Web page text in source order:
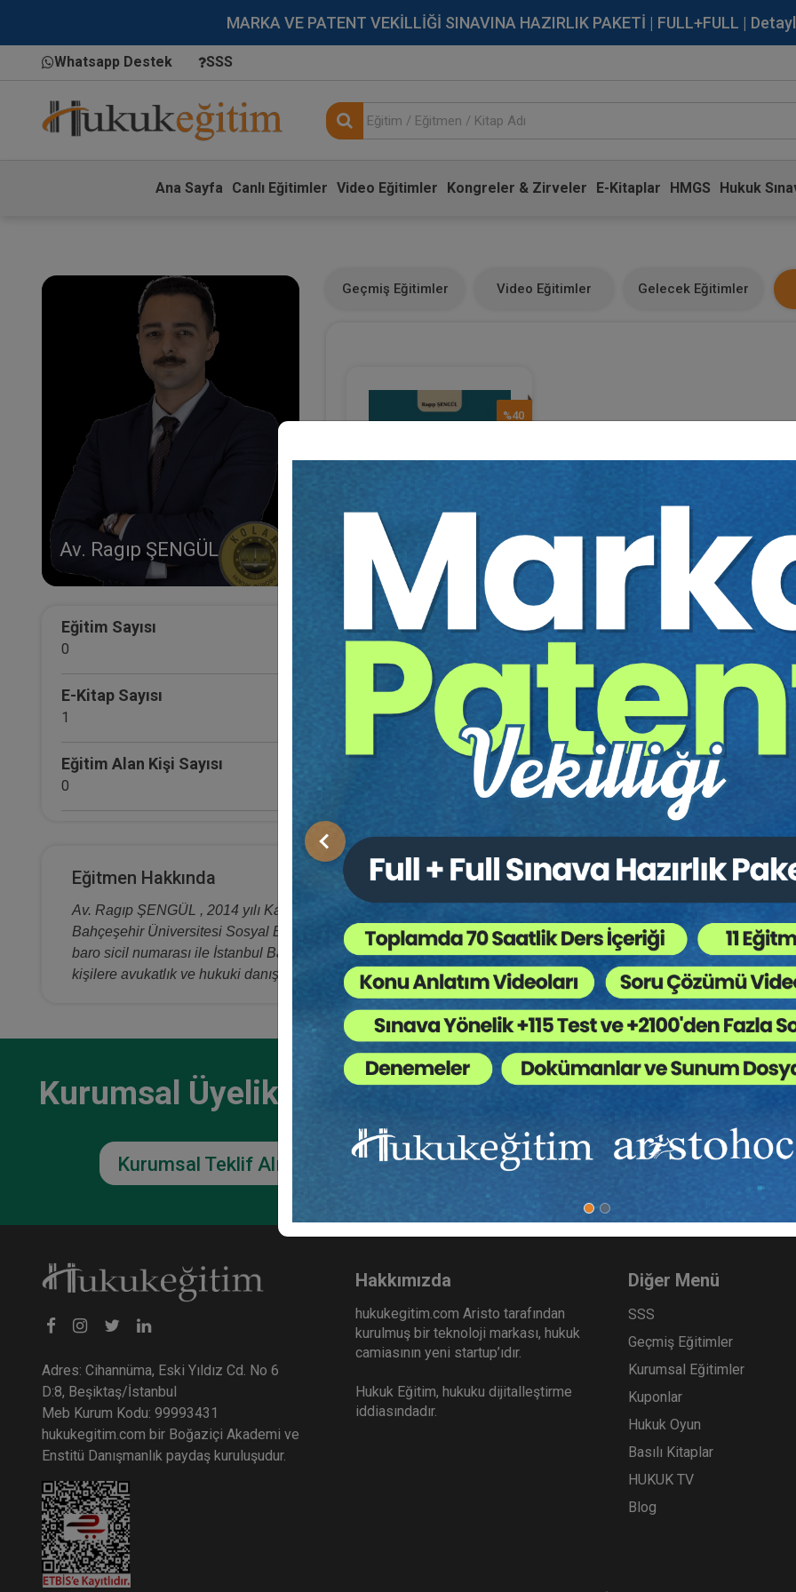
MARKA VE PATENT VEKİLLİĞİ SINAVINA HAZIRLIK PAKETİ | FULL+FULL |
Whatsapp Destek SSS
Ana Sayfa Canlı Eğitimler Video Eğitimler Kongreler & Zirveler E-Kitaplar HMGS Hukuk
Önceki
Av. Ragıp ŞENGÜL
Eğitim Sayısı
0
E-Kitap Sayısı
1
Eğitim Alan Kişi Sayısı
0
Makale Sayısı
Geçmiş Eğitimler Video Eğitimler Gelecek Eğitimler
%40
Hasta İle Hekim Aras..
Av. Ragıp ŞENGÜL
300 TL
180 TL
Sepete Ekle
Eğitmen Hakkında
Av. Ragıp ŞENGÜL , 2014 yılı Kadir Has Üniversitesi Hukuk Fakültesi mezunudur. Aynı zamanda 2019 yılında
Bahçeşehir Üniversitesi Sosyal Bilimler Enstitüsü Özel Hukuk Yüksek Lisans Programından mezun olmuştur.
baro sicil numarası ile İstanbul Barosu’ na kayıtlıdır. Av. Ragıp ŞENGÜL 2015 yılından beri yerli yabancı tüzel ve
kişilere avukatlık ve hukuki danışmanlık yapmaktadır.
Kurumsal Üyelikler İçin
Kurumsal Teklif Alın
Ekibinizin hukuk bilgisini yükseltin, kaliteli içeriklerle
Ekibinize, Hukuk Eğitim’in birbirinden kaliteli
sınırsız erişim imkanı sunun.
Adres: Cihannüma, Eski Yıldız Cd. No 6
D:8, Beşiktaş/İstanbul
Meb Kurum Kodu: 99993431
hukukegitim.com bir Boğaziçi Akademi ve
Enstitü Danışmanlık paydaş kuruluşudur.
Hakkımızda
hukukegitim.com Aristo tarafından
kurulmuş bir teknoloji markası, hukuk
camiasının yeni startup’ıdır.
Hukuk Eğitim, hukuku dijitalleştirme
iddiasındadır.
Diğer Menü
SSS
Geçmiş Eğitimler
Kurumsal Eğitimler
Kuponlar
Hukuk Oyun
Basılı Kitaplar
HUKUK TV
Blog